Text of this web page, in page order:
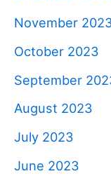
November
October 2023
September
August 2023
July 2023
June 2023